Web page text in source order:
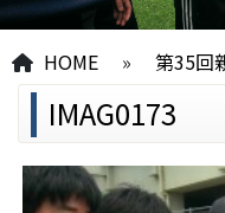
HOME » 第35回
IMAG0173